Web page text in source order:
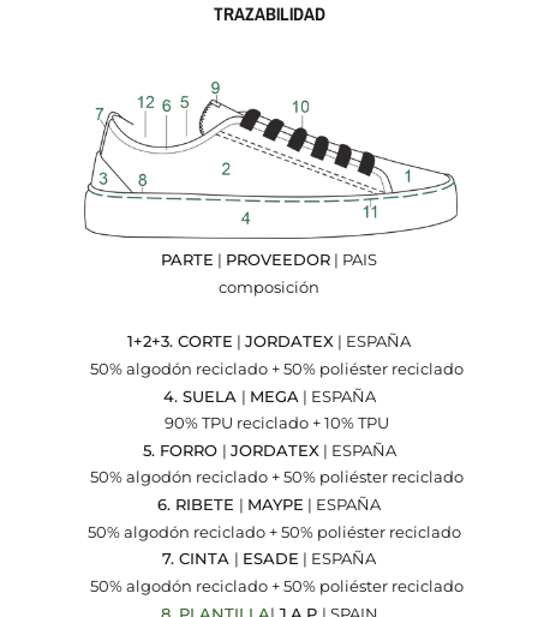
TRAZABILIDAD
PARTE | PROVEEDOR | PAIS
composición
1+2+3. CORTE | JORDATEX | ESPAÑA
50% algodón reciclado + 50% poliéster reciclado
4. SUELA | MEGA | ESPAÑA
90% TPU reciclado + 10% TPU
5. FORRO | JORDATEX | ESPAÑA
50% algodón reciclado + 50% poliéster reciclado
6. RIBETE | MAYPE | ESPAÑA
50% algodón reciclado + 50% poliéster reciclado
7. CINTA | ESADE | ESPAÑA
50% algodón reciclado + 50% poliéster reciclado
8. PLANTILLA| J.A.P | SPAIN